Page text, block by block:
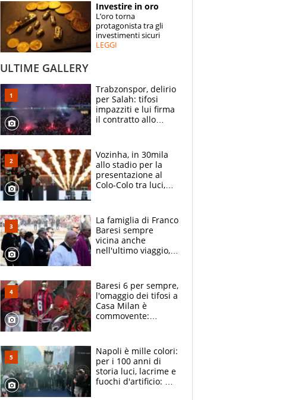
ESPERTI
CONTATTI
Investire in oro
L’oro torna
protagonista tra gli
investimenti sicuri
LEGGI
ULTIME GALLERY
Trabzonspor, delirio
per Salah: tifosi
impazziti e lui firma
il contratto allo
Vozinha, in 30mila
allo stadio per la
presentazione al
Colo-Colo tra luci,
La famiglia di Franco
Baresi sempre
vicina anche
nell'ultimo viaggio,
circondati
dall'affetto dei tifosi
Baresi 6 per sempre,
l'omaggio dei tifosi a
Casa Milan è
commovente:
bigliettini
Napoli è mille colori:
per i 100 anni di
storia luci, lacrime e
fuochi d'artificio: De